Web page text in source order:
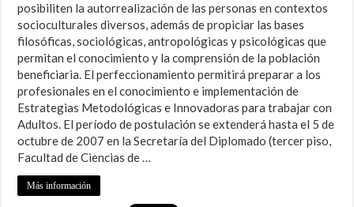
posibiliten la autorrealización de las personas en contextos
socioculturales diversos, además de propiciar las bases
filosóficas, sociológicas, antropológicas y psicológicas que
permitan el conocimiento y la comprensión de la población
beneficiaria. El perfeccionamiento permitirá preparar a los
profesionales en el conocimiento e implementación de
Estrategias Metodológicas e Innovadoras para trabajar con
Adultos. El período de postulación se extenderá hasta el 5 de
octubre de 2007 en la Secretaría del Diplomado (tercer piso,
Facultad de Ciencias de …
Más información